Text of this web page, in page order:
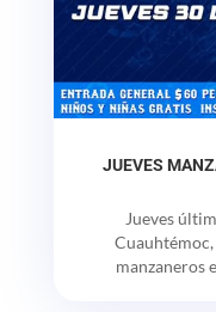
JUEVES
Jueves
manzaneros